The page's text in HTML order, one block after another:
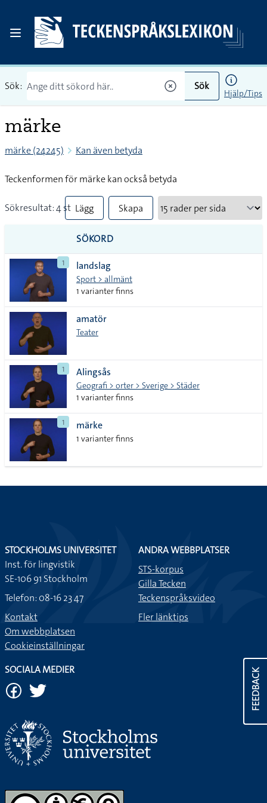
Sök: Sök
Hjälp/Tips
märke
märke (24245) Kan även betyda
Teckenformen för märke kan också betyda
Sökresultat: 4 st Lägg
till
alla i
lista
Skapa
SÖKORD
1 landslag
Sport > allmänt
1 varianter finns
amatör
Teater
1 Alingsås
Geografi > orter > Sverige > Städer
1 varianter finns
1 märke
1 varianter finns
FEEDBACK
STOCKHOLMS UNIVERSITET
Inst. för lingvistik
SE-106 91 Stockholm
Telefon: 08-16 23 47
Kontakt
Om webbplatsen
Cookieinställningar
ANDRA WEBBPLATSER
STS-korpus
Gilla Tecken
Teckenspråksvideo
Fler länktips
SOCIALA MEDIER